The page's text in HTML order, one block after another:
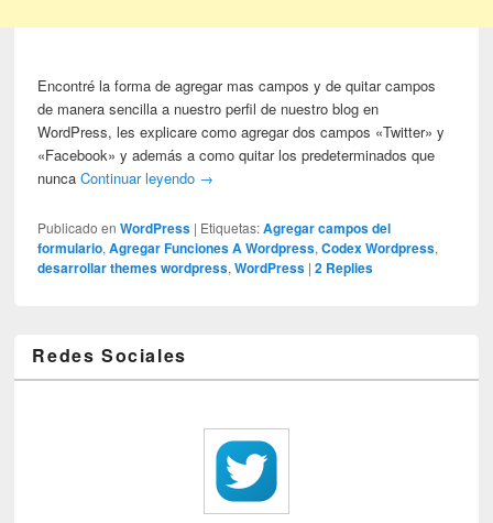
Encontré la forma de agregar mas campos y de quitar campos
de manera sencilla a nuestro perfil de nuestro blog en
WordPress, les explicare como agregar dos campos «Twitter» y
«Facebook» y además a como quitar los predeterminados que
nuncaContinuar leyendo →
Publicado en WordPress | Etiquetas: Agregar campos del
formulario,Agregar Funciones A Wordpress,Codex Wordpress,
desarrollar themes wordpress,WordPress |2 Replies
Redes Sociales